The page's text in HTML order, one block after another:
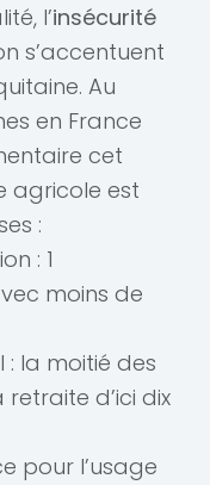
l’insécurité
s’accentuent
Au
en France
cet
agricole est
:
: 1
moins de
: la moitié des
d’ici dix
pour l’usage